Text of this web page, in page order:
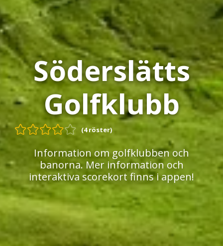
Söderslätts
Golfklubb
(4 röster)
Information om golfklubben och
banorna. Mer information och
interaktiva scorekort finns i appen!